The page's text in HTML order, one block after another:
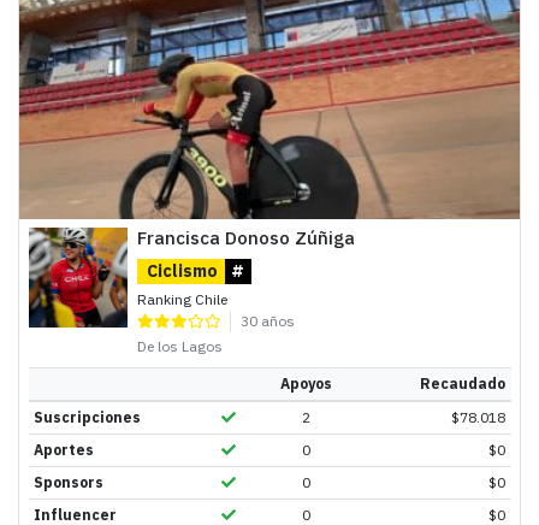
Francisca Donoso Zúñiga
Ciclismo #
Ranking Chile
30 años
De los Lagos
Apoyos
Recaudado
Suscripciones
2 $78.018
Aportes
0 $0
Sponsors
0 $0
Influencer
0 $0